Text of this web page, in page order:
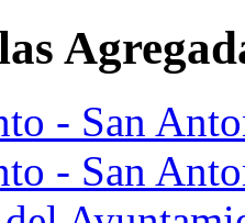
- San
- San